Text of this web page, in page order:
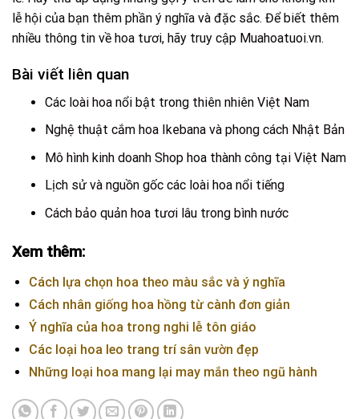
lễ hội của bạn thêm phần ý nghĩa và đặc sắc. Để biết thêm
nhiều thông tin về hoa tươi, hãy truy cập Muahoatuoi.vn.
Bài viết liên quan
Các loài hoa nổi bật trong thiên nhiên Việt Nam
Nghệ thuật cắm hoa Ikebana và phong cách Nhật Bản
Mô hình kinh doanh Shop hoa thành công tại Việt Nam
Lịch sử và nguồn gốc các loài hoa nổi tiếng
Cách bảo quản hoa tươi lâu trong bình nước
Xem thêm:
Cách lựa chọn hoa theo màu sắc và ý nghĩa
Cách nhân giống hoa hồng từ cành đơn giản
Ý nghĩa của hoa trong nghi lễ tôn giáo
Các loại hoa leo trang trí sân vườn đẹp
Những loại hoa mang lại may mắn theo ngũ hành